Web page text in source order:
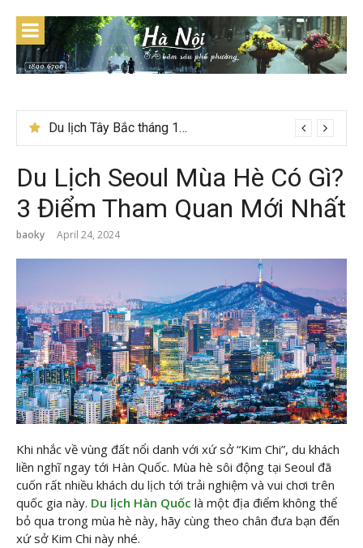
content
Du lịch Tây Bắc tháng 11 – Mùa hoa cải nhuộm vàng rực rỡ
Du Lịch Seoul Mùa Hè Có Gì?
3 Điểm Tham Quan Mới Nhất
baoky April 24, 2024
Khi nhắc về vùng đất nổi danh với xứ sở “Kim Chi”, du khách
liền nghĩ ngay tới Hàn Quốc. Mùa hè sôi động tại Seoul đã
cuốn rất nhiều khách du lịch tới trải nghiệm và vui chơi trên
quốc gia này. Du lịch Hàn Quốc là một địa điểm không thể
bỏ qua trong mùa hè này, hãy cùng theo chân đưa bạn đến
xứ sở Kim Chi này nhé.